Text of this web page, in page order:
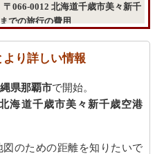
066-0012 北海道千歳市美々新千
での旅行の費用
り詳しい情報
県那覇市で開始。
海道千歳市美々新千歳空港
のための距離を知りたいで